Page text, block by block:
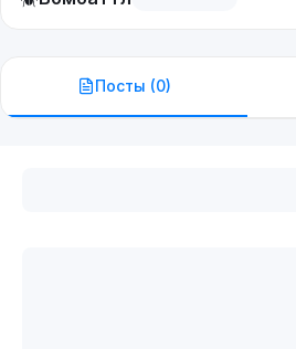
Посты (0)